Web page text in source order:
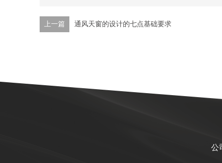
上一篇 通风天窗的设计的七点基础要求
公